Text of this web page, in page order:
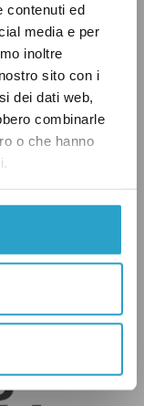
contenuti ed
media e per
inoltre
sito con i
dei dati web,
combinarle
o che hanno